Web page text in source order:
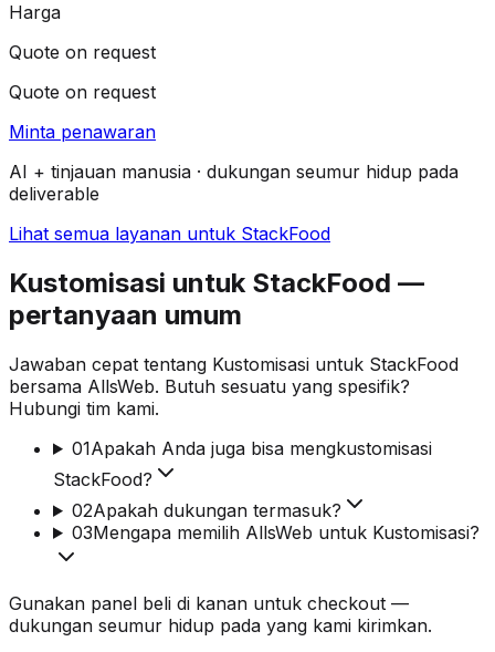
Harga
Quote on request
Quote on request
Minta penawaran
AI + tinjauan manusia · dukungan seumur hidup pada
deliverable
Lihat semua layanan untuk StackFood
Kustomisasi untuk StackFood —
pertanyaan umum
Jawaban cepat tentang Kustomisasi untuk StackFood
bersama AllsWeb. Butuh sesuatu yang spesifik?
Hubungi tim kami.
01Apakah Anda juga bisa mengkustomisasi
StackFood?
02Apakah dukungan termasuk?
03Mengapa memilih AllsWeb untuk Kustomisasi?
Gunakan panel beli di kanan untuk checkout —
dukungan seumur hidup pada yang kami kirimkan.